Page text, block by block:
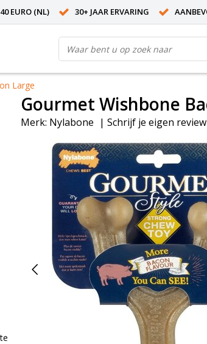
EURO (NL) 30+ JAAR ERVARING
Large
Gourmet Wishbone
Merk: Nylabone | Schrijf je eigen review